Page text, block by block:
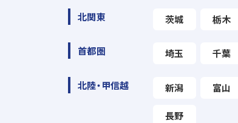
北関東 茨城 栃木
首都圏 埼玉 千葉
北陸・甲信越 新潟 富山
長野